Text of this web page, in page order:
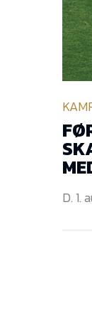
D. 1.